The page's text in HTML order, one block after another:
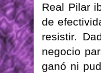
Real Pilar
de
resistir.
negocio
ganó ni